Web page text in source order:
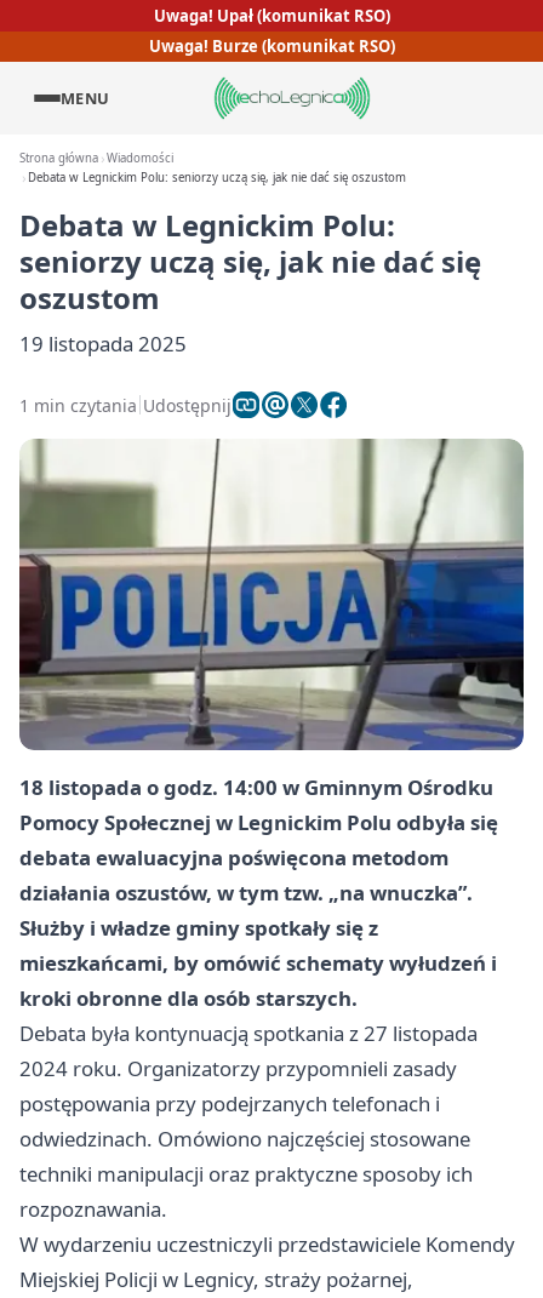
Uwaga! Upał (komunikat RSO)
Uwaga! Burze (komunikat RSO)
MENU
Strona główna Wiadomości
Debata w Legnickim Polu: seniorzy uczą się, jak nie dać się oszustom
Debata w Legnickim Polu:
seniorzy uczą się, jak nie dać się
oszustom
19 listopada 2025
1 min czytania Udostępnij
18 listopada o godz. 14:00 w Gminnym Ośrodku
Pomocy Społecznej w Legnickim Polu odbyła się
debata ewaluacyjna poświęcona metodom
działania oszustów, w tym tzw. „na wnuczka”.
Służby i władze gminy spotkały się z
mieszkańcami, by omówić schematy wyłudzeń i
kroki obronne dla osób starszych.
Debata była kontynuacją spotkania z 27 listopada
2024 roku. Organizatorzy przypomnieli zasady
postępowania przy podejrzanych telefonach i
odwiedzinach. Omówiono najczęściej stosowane
techniki manipulacji oraz praktyczne sposoby ich
rozpoznawania.
W wydarzeniu uczestniczyli przedstawiciele Komendy
Miejskiej Policji w Legnicy, straży pożarnej,